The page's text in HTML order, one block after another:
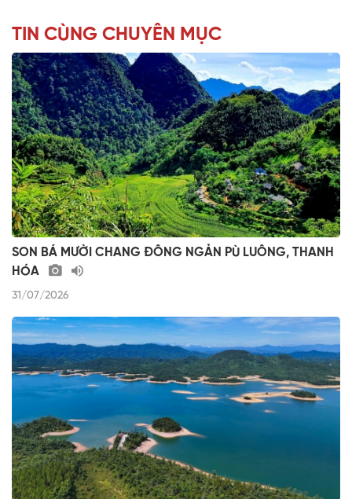
TIN CÙNG CHUYÊN MỤC
SON BÁ MƯỜI CHANG ĐÔNG NGẢN PÙ LUÔNG, THANH
HÓA
31/07/2026